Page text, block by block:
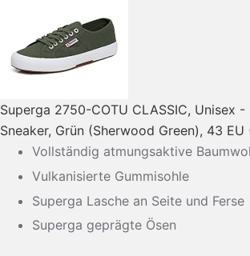
Superga 2750-COTU CLASSIC, Unisex -
Sneaker, Grün (Sherwood Green), 43 EU
Vollständig atmungsaktive
Vulkanisierte Gummisohle
Superga Lasche an Seite und Ferse
Superga geprägte Ösen